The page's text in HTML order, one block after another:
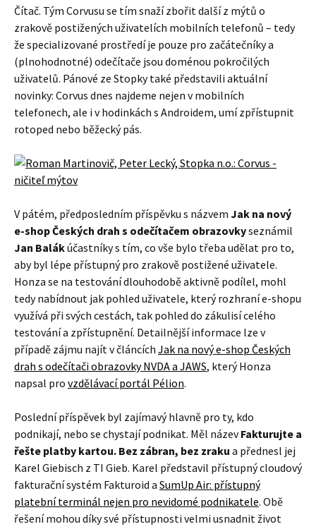
Čítač. Tým Corvusu se tím snaží zbořit další z mýtů o
zrakově postižených uživatelích mobilních telefonů – tedy
že specializované prostředí je pouze pro začátečníky a
(plnohodnotné) odečítače jsou doménou pokročilých
uživatelů. Pánové ze Stopky také představili aktuální
novinky: Corvus dnes najdeme nejen v mobilních
telefonech, ale i v hodinkách s Androidem, umí zpřístupnit
rotoped nebo běžecký pás.
V pátém, předposledním příspěvku s názvem Jak na nový
e-shop Českých drah s odečítačem obrazovkyseznámil
Jan Balákúčastníky s tím, co vše bylo třeba udělat pro to,
aby byl lépe přístupný pro zrakově postižené uživatele.
Honza se na testování dlouhodobě aktivně podílel, mohl
tedy nabídnout jak pohled uživatele, který rozhraní e-shopu
využívá při svých cestách, tak pohled do zákulisí celého
testování a zpřístupnění. Detailnější informace lze v
případě zájmu najít v článcích Jak na nový e-shop Českých
drah s odečítači obrazovky NVDA a JAWS, který Honza
napsal pro vzdělávací portál Pélion.
Poslední příspěvek byl zajímavý hlavně pro ty, kdo
podnikají, nebo se chystají podnikat. Měl názevFakturujte a
řešte platby kartou. Bez zábran, bez zraku a přednesl jej
Karel Giebisch z TI Gieb. Karel představil přístupný cloudový
fakturační systém Fakturoid a SumUp Air: přístupný
platební terminál nejen pro nevidomé podnikatele. Obě
řešení mohou díky své přístupnosti velmi usnadnit život